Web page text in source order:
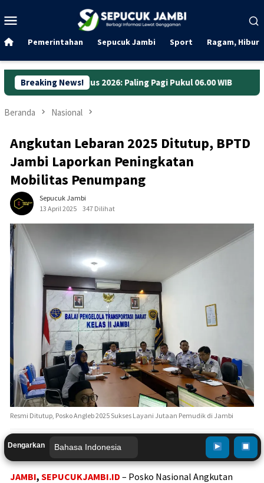
ke
Mobile
Pemerintahan Sepucuk Jambi Sport Ragam,
Breaking News!
2026: Paling Pagi Pukul 06.00 WIB Anggaran Jalan
Beranda Nasional
Angkutan Lebaran 2025 Ditutup, BPTD
Jambi Laporkan Peningkatan
Mobilitas Penumpang
Sepucuk Jambi
13 April 2025
347 Dilihat
Resmi Ditutup, Posko Angleb 2025 Sukses Layani Jutaan Pemudik di Jambi
Dengarkan
JAMBI, SEPUCUKJAMBI.ID – Posko Nasional Angkutan